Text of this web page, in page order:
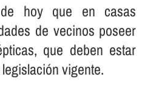
hoy que en casas
de vecinos poseer
que deben estar
vigente.